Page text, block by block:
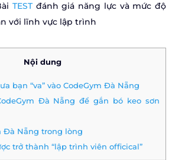
TESTđánh giá năng lực và mức độ
với lĩnh vực lập trình
Nội dung
bạn “va” vào CodeGym Đà Nẵng
Đà Nẵng để gắn bó keo sơn
Đà Nẵng trong lòng
trở thành “lập trình viên officical”